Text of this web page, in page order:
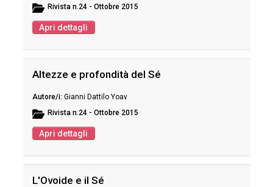
Rivista n.24 - Ottobre 2015
Apri dettagli
Altezze e profondità del Sé
Gianni Dattilo Yoav
Rivista n.24 - Ottobre 2015
Apri dettagli
L'Ovoide e il Sé